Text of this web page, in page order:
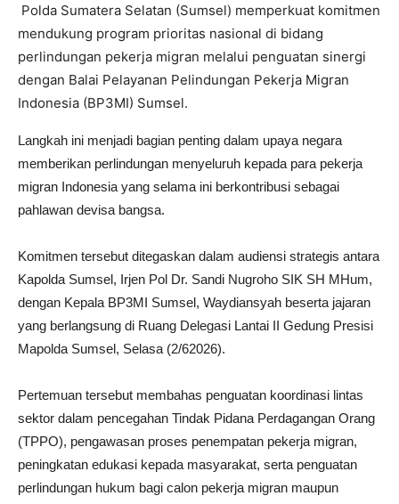
Polda Sumatera Selatan (Sumsel) memperkuat komitmen
mendukung program prioritas nasional di bidang
perlindungan pekerja migran melalui penguatan sinergi
dengan Balai Pelayanan Pelindungan Pekerja Migran
Indonesia (BP3MI) Sumsel.
Langkah ini menjadi bagian penting dalam upaya negara
memberikan perlindungan menyeluruh kepada para pekerja
migran Indonesia yang selama ini berkontribusi sebagai
pahlawan devisa bangsa.
Komitmen tersebut ditegaskan dalam audiensi strategis antara
Kapolda Sumsel, Irjen Pol Dr. Sandi Nugroho SIK SH MHum,
dengan Kepala BP3MI Sumsel, Waydiansyah beserta jajaran
yang berlangsung di Ruang Delegasi Lantai II Gedung Presisi
Mapolda Sumsel, Selasa (2/62026).
Pertemuan tersebut membahas penguatan koordinasi lintas
sektor dalam pencegahan Tindak Pidana Perdagangan Orang
(TPPO), pengawasan proses penempatan pekerja migran,
peningkatan edukasi kepada masyarakat, serta penguatan
perlindungan hukum bagi calon pekerja migran maupun